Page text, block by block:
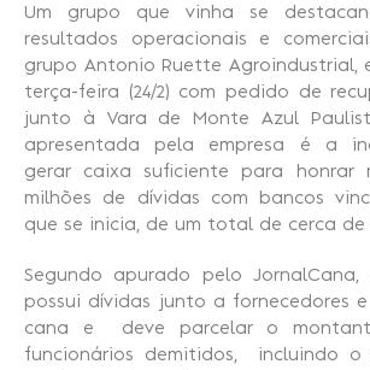
Um grupo que vinha se
resultados operacionais e
grupo Antonio Ruette Agroindustrial,
terça-feira (24/2) com pedido de
junto à Vara de Monte Azul
apresentada pela empresa é a
gerar caixa suficiente para honrar
milhões de dívidas com bancos
que se inicia, de um total de cerca de
Segundo apurado pelo
possui dívidas junto a fornecedores
cana e deve parcelar o
funcionários demitidos, incluindo o